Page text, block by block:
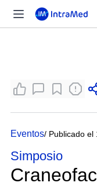
Eventos/ Publicado el
Simposio